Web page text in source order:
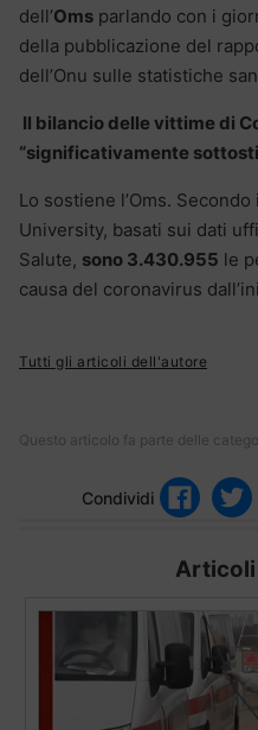
dell’Oms parlando con i
della pubblicazione del
dell’Onu sulle statistiche
Il bilancio delle vittime di
“significativamente
Lo sostiene l’Oms.
University, basati sui dati
Salute, sono 3.430.955 le
causa del coronavirus
Tutti gli articoli dell'autore
Questo articolo fa parte delle
Condividi